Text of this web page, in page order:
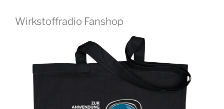
Wirkstoffradio Fanshop